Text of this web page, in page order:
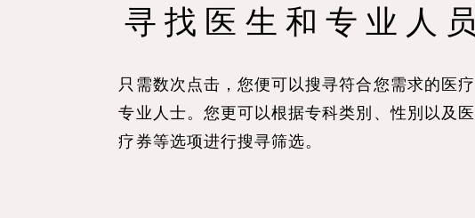
寻 找 医 生 和 专 业 人 员
只需数次点击，您便可以搜寻符合您需求的医疗
专业人士。您更可以根据专科类別、性別以及医
疗券等选项进行搜寻筛选。